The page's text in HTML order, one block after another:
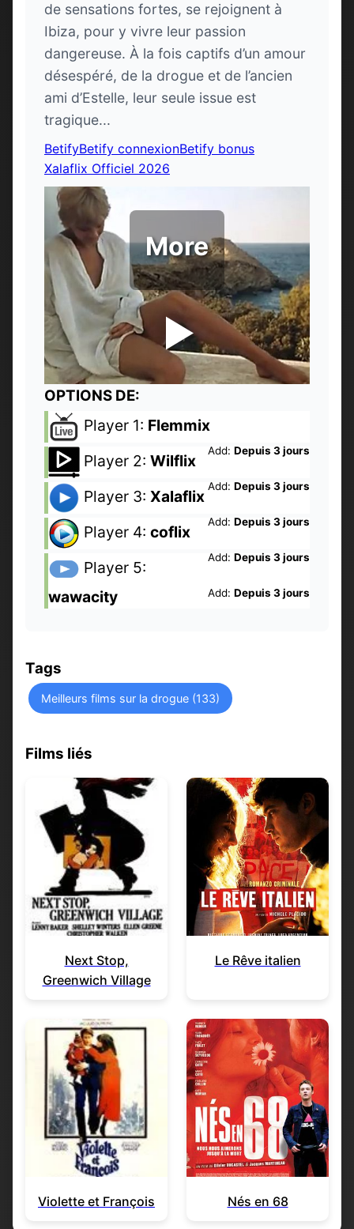
de sensations fortes, se rejoignent à
Ibiza, pour y vivre leur passion
dangereuse. À la fois captifs d’un amour
désespéré, de la drogue et de l’ancien
ami d’Estelle, leur seule issue est
tragique...
BetifyBetify connexionBetify bonus
Xalaflix Officiel 2026
More
OPTIONS DE:
Player 1: Flemmix
Add: Depuis 3 jours
Player 2: Wilflix
Add: Depuis 3 jours
Player 3: Xalaflix
Add: Depuis 3 jours
Player 4: coflix
Add: Depuis 3 jours
Player 5:
wawacity
Add: Depuis 3 jours
Tags
Meilleurs films sur la drogue (133)
Films liés
Next Stop,
Greenwich Village
Le Rêve italien
Violette et François Nés en 68